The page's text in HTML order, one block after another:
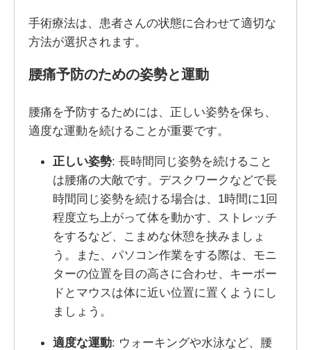
手術療法は、患者さんの状態に合わせて適切な
方法が選択されます。
腰痛予防のための姿勢と運動
腰痛を予防するためには、正しい姿勢を保ち、
適度な運動を続けることが重要です。
正しい姿勢: 長時間同じ姿勢を続けること
は腰痛の大敵です。デスクワークなどで長
時間同じ姿勢を続ける場合は、1時間に1回
程度立ち上がって体を動かす、ストレッチ
をするなど、こまめな休憩を挟みましょ
う。また、パソコン作業をする際は、モニ
ターの位置を目の高さに合わせ、キーボー
ドとマウスは体に近い位置に置くようにし
ましょう。
適度な運動: ウォーキングや水泳など、腰